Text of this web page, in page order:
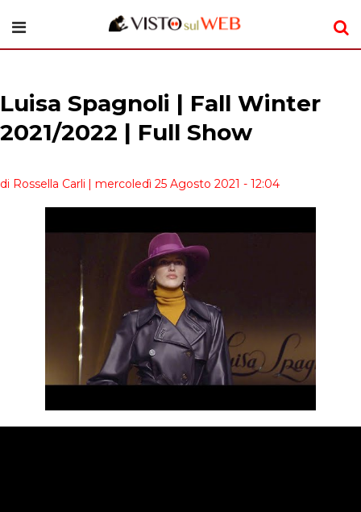
Luisa Spagnoli | Fall Winter
2021/2022 | Full Show
di Rossella Carli | mercoledì 25 Agosto 2021 - 12:04